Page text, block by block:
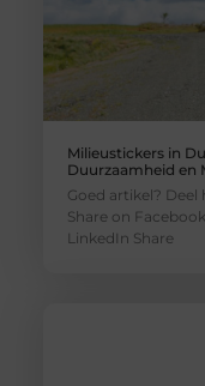
Milieustickers in
Duurzaamheid en
Goed artikel? Deel
Share on
LinkedIn Share